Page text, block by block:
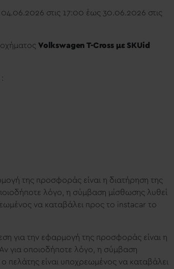
04.06.2026 στις 17:00 έως 30.06.2026 στις
Volkswagen T-Cross με SKUid
της προσφοράς είναι η διατήρηση της
λόγο, η σύμβαση μίσθωσης λυθεί
να καταβάλει προς το instacar το
για την εφαρμογή της προσφοράς είναι η
για οποιοδήποτε λόγο, η σύμβαση
είναι υποχρεωμένος να καταβάλει